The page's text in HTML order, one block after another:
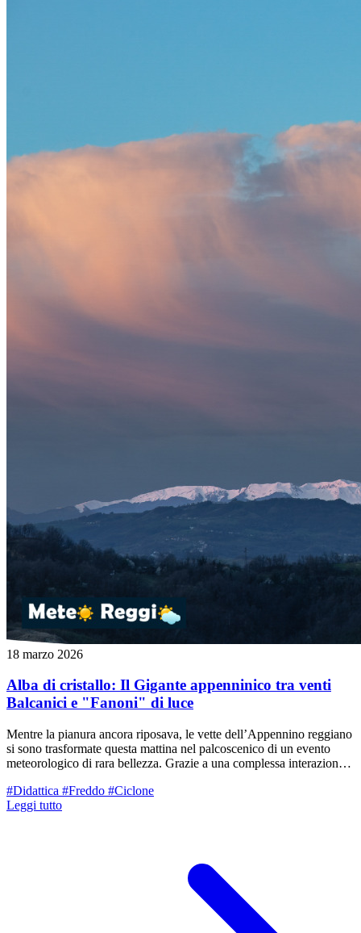
18 marzo 2026
Alba di cristallo: Il Gigante appenninico tra venti
Balcanici e "Fanoni" di luce
Mentre la pianura ancora riposava, le vette dell’Appennino reggiano
si sono trasformate questa mattina nel palcoscenico di un evento
meteorologico di rara bellezza. Grazie a una complessa interazione
offerto uno spettacolo di forme e colori che sembrava uscito dal
pennello di un pittore.
#Didattica #Freddo #Ciclone
Leggi tutto